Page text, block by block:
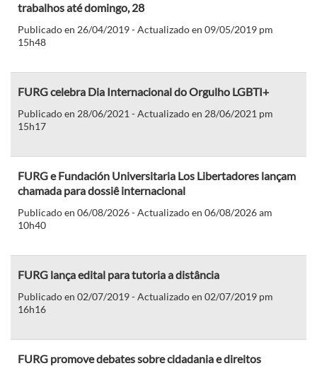
trabalhos até domingo, 28
Publicado en 26/04/2019 - Actualizado en 09/05/2019 pm
15h48
FURG celebra Dia Internacional do Orgulho LGBTI+
Publicado en 28/06/2021 - Actualizado en 28/06/2021 pm
15h17
FURG e Fundación Universitaria Los Libertadores lançam
chamada para dossiê internacional
Publicado en 06/08/2026 - Actualizado en 06/08/2026 am
10h40
FURG lança edital para tutoria a distância
Publicado en 02/07/2019 - Actualizado en 02/07/2019 pm
16h16
FURG promove debates sobre cidadania e direitos